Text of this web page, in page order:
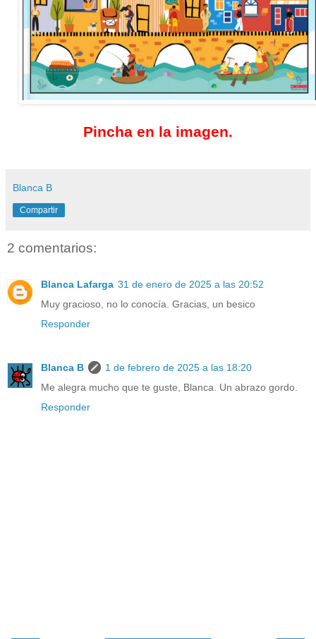
Pincha en la imagen.
Blanca B
Compartir
2 comentarios:
Blanca Lafarga 31 de enero de 2025 a las 20:52
Muy gracioso, no lo conocía. Gracias, un besico
Responder
Blanca B
1 de febrero de 2025 a las 18:20
Me alegra mucho que te guste, Blanca. Un abrazo gordo.
Responder